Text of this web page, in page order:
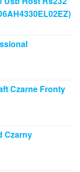
Czarne Fronty
Czarny